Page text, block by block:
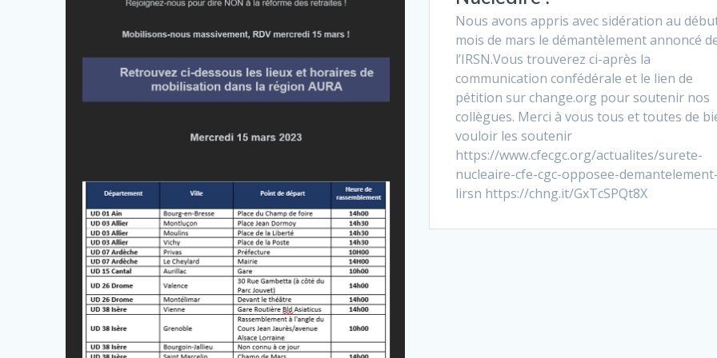
Nous avons appris avec sidération au
mois de mars le démantèlement annoncé
l’IRSN.Vous trouverez ci-après la
communication confédérale et le lien de
pétition sur change.org pour soutenir nos
collègues. Merci à vous tous et toutes de
vouloir les soutenir
https://www.cfecgc.org/actualites/surete-
nucleaire-cfe-cgc-opposee-
lirsn https://chng.it/GxTcSPQt8X